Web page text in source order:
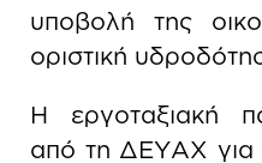
υποβολή της
οριστική
Η εργοταξιακή
από τη ΔΕΥΑΧ για